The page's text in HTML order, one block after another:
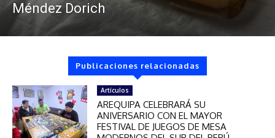
Méndez Dorich
Publicaciones relacionadas
Artículos
AREQUIPA CELEBRARÁ SU
ANIVERSARIO CON EL MAYOR
FESTIVAL DE JUEGOS DE MESA